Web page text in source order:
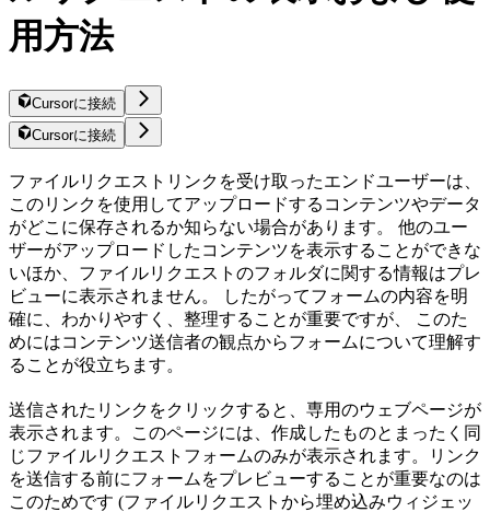
用方法
Cursorに接続
Cursorに接続
ファイルリクエストリンクを受け取ったエンドユーザーは、
このリンクを使用してアップロードするコンテンツやデータ
がどこに保存されるか知らない場合があります。 他のユー
ザーがアップロードしたコンテンツを表示することができな
いほか、ファイルリクエストのフォルダに関する情報はプレ
ビューに表示されません。 したがってフォームの内容を明
確に、わかりやすく、整理することが重要ですが、 このた
めにはコンテンツ送信者の観点からフォームについて理解す
ることが役立ちます。
送信されたリンクをクリックすると、専用のウェブページが
表示されます。このページには、作成したものとまったく同
じファイルリクエストフォームのみが表示されます。リンク
を送信する前にフォームをプレビューすることが重要なのは
このためです (ファイルリクエストから埋め込みウィジェッ